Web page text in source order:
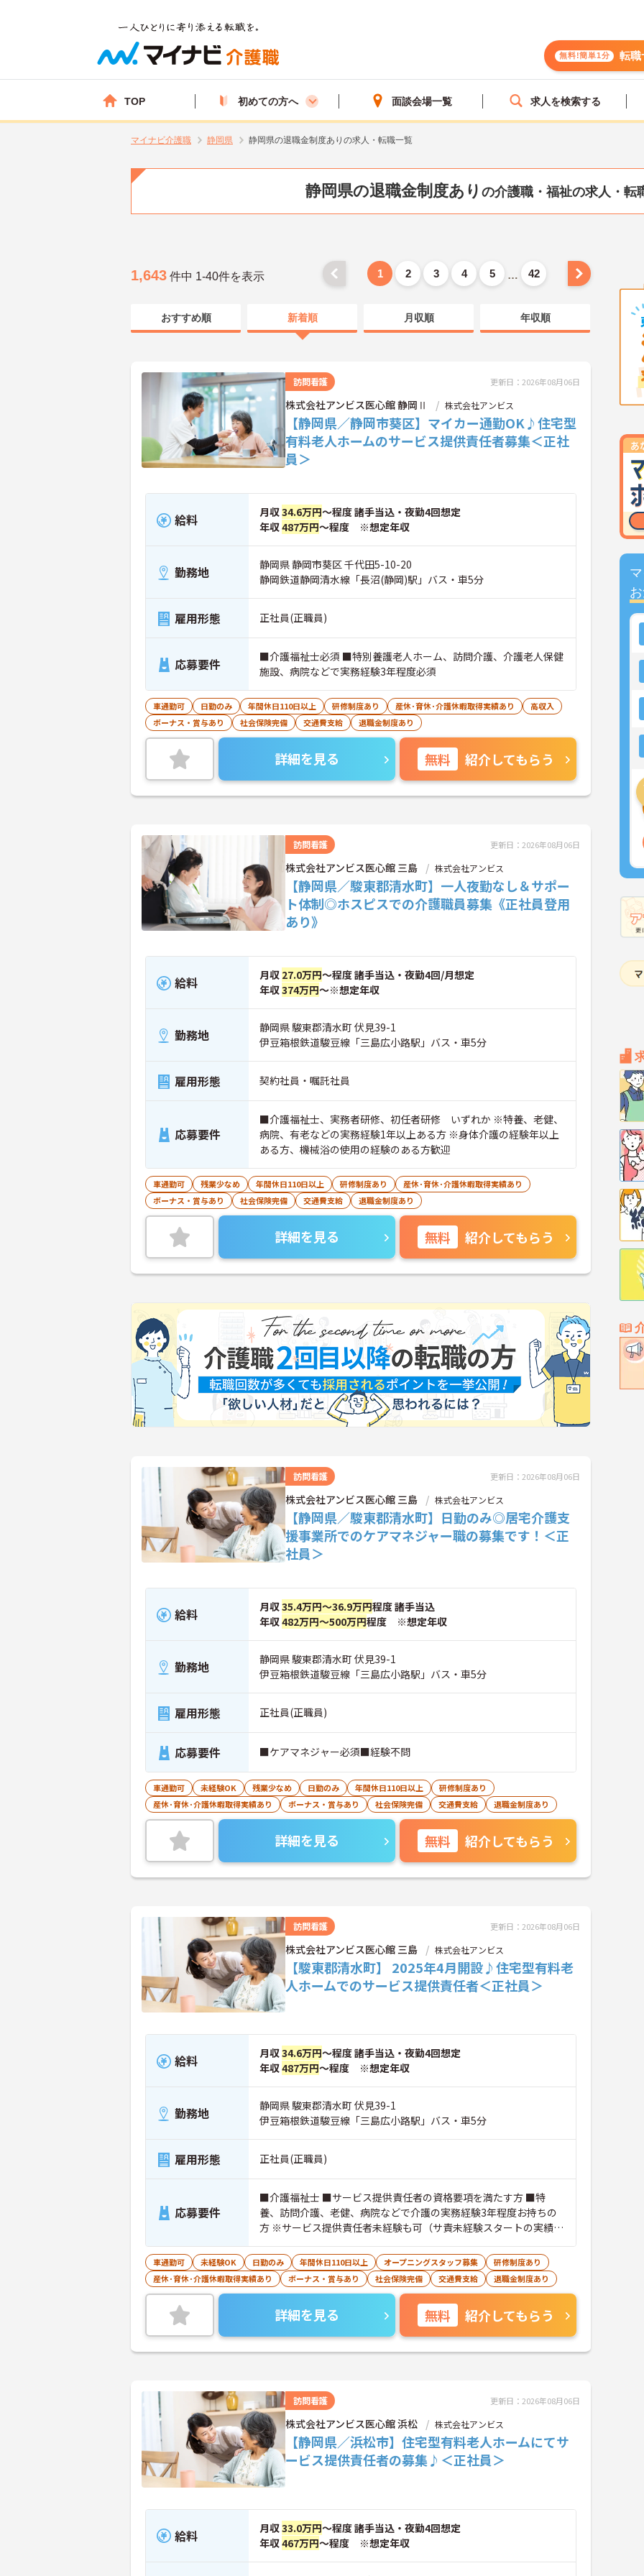
無料!簡単1分 転職
TOP 初めての方へ 面談会場一覧 求人を検索する
マイナビ介護職 静岡県 静岡県の退職金制度ありの求人・転職一覧
静岡県の退職金制度あり の介護職・福祉の求人・転
1,643 件中 1-40件を表示 1 2 3 4 5 … 42
おすすめ順 新着順 月収順 年収順
訪問看護 更新日：2026年08月06日
株式会社アンビス医心館 静岡Ⅱ 株式会社アンビス
【静岡県／静岡市葵区】マイカー通勤OK♪住宅型
有料老人ホームのサービス提供責任者募集＜正社
員＞
給料 月収34.6万円～程度 諸手当込・夜勤4回想定
年収487万円～程度 ※想定年収
勤務地
静岡県 静岡市葵区 千代田5-10-20
静岡鉄道静岡清水線「長沼(静岡)駅」バス・車5分
雇用形態 正社員(正職員)
応募要件
■介護福祉士必須 ■特別養護老人ホーム、訪問介護、介護老人保健
施設、病院などで実務経験3年程度必須
車通勤可 日勤のみ 年間休日110日以上 研修制度あり 産休･育休･介護休暇取得実績あり
高収入
ボーナス・賞与あり
社会保険完備 交通費支給 退職金制度あり
詳細を見る 無料 紹介してもらう
訪問看護 更新日：2026年08月06日
株式会社アンビス医心館 三島 株式会社アンビス
【静岡県／駿東郡清水町】一人夜勤なし＆サポー
ト体制◎ホスピスでの介護職員募集《正社員登用
あり》
給料 月収 27.0万円～程度 諸手当込・夜勤4回/月想定
年収374万円～※想定年収
勤務地
静岡県 駿東郡清水町 伏見39-1
伊豆箱根鉄道駿豆線「三島広小路駅」バス・車5分
雇用形態 契約社員・嘱託社員
応募要件
■介護福祉士、実務者研修、初任者研修 いずれか ※特養、老健、
病院、有老などの実務経験1年以上ある方 ※身体介護の経験年以上
ある方、機械浴の使用の経験のある方歓迎
車通勤可 残業少なめ 年間休日110日以上 研修制度あり
産休･育休･介護休暇取得実績あり
ボーナス・賞与あり
社会保険完備 交通費支給 退職金制度あり
詳細を見る 無料 紹介してもらう
訪問看護 更新日：2026年08月06日
株式会社アンビス医心館 三島 株式会社アンビス
【静岡県／駿東郡清水町】日勤のみ◎居宅介護支
援事業所でのケアマネジャー職の募集です！＜正
社員＞
給料 月収35.4万円～36.9万円程度 諸手当込
年収482万円～500万円程度 ※想定年収
勤務地
静岡県 駿東郡清水町 伏見39-1
伊豆箱根鉄道駿豆線「三島広小路駅」バス・車5分
雇用形態 正社員(正職員)
応募要件 ■ケアマネジャー必須■経験不問
車通勤可 未経験OK 残業少なめ 日勤のみ 年間休日110日以上
研修制度あり
産休･育休･介護休暇取得実績あり
ボーナス・賞与あり 社会保険完備 交通費支給 退職金制度あり
詳細を見る 無料 紹介してもらう
訪問看護 更新日：2026年08月06日
株式会社アンビス医心館 三島 株式会社アンビス
【駿東郡清水町】 2025年4月開設♪住宅型有料老
人ホームでのサービス提供責任者＜正社員＞
給料 月収34.6万円～程度 諸手当込・夜勤4回想定
年収487万円～程度 ※想定年収
勤務地
静岡県 駿東郡清水町 伏見39-1
伊豆箱根鉄道駿豆線「三島広小路駅」バス・車5分
雇用形態 正社員(正職員)
応募要件
■介護福祉士 ■サービス提供責任者の資格要項を満たす方 ■特
養、訪問介護、老健、病院などで介護の実務経験3年程度お持ちの
方 ※サービス提供責任者未経験も可（サ責未経験スタートの実績多
数）
車通勤可 未経験OK 日勤のみ 年間休日110日以上 オープニングスタッフ募集
研修制度あり
産休･育休･介護休暇取得実績あり
ボーナス・賞与あり 社会保険完備 交通費支給 退職金制度あり
詳細を見る 無料 紹介してもらう
訪問看護 更新日：2026年08月06日
株式会社アンビス医心館 浜松 株式会社アンビス
【静岡県／浜松市】住宅型有料老人ホームにてサ
ービス提供責任者の募集♪＜正社員＞
給料 月収33.0万円～程度 諸手当込・夜勤4回想定
年収467万円～程度 ※想定年収